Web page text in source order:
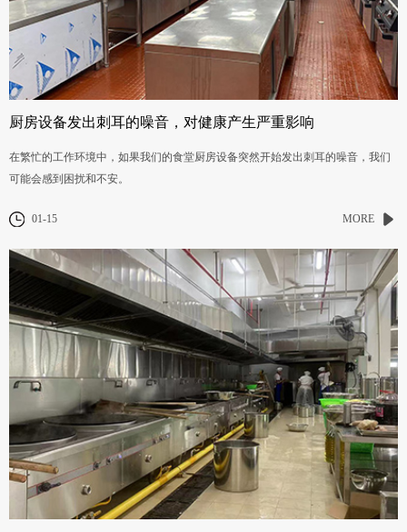
厨房设备发出刺耳的噪音，对健康产生严重影响
在繁忙的工作环境中，如果我们的食堂厨房设备突然开始发出刺耳的噪音，我们
可能会感到困扰和不安。
01-15 MORE